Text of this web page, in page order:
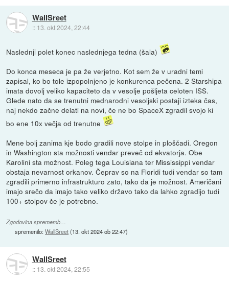
WallSreet
:: 13. okt 2024, 22:44
Naslednji polet konec naslednjega tedna (šala)
Do konca meseca je pa že verjetno. Kot sem že v uradni temi
zapisal, ko bo tole izpopolnjeno je konkurenca pečena. 2 Starshipa
imata dovolj veliko kapaciteto da v vesolje pošljeta celoten ISS.
Glede nato da se trenutni mednarodni vesoljski postaji izteka čas,
naj nekdo začne delati na novi, če ne bo SpaceX zgradil svojo ki
bo ene 10x večja od trenutne
Mene bolj zanima kje bodo gradili nove stolpe in ploščadi. Oregon
in Washington sta možnosti vendar preveč od ekvatorja. Obe
Karolini sta možnost. Poleg tega Louisiana ter Mississippi vendar
obstaja nevarnost orkanov. Čeprav so na Floridi tudi vendar so tam
zgradili primerno infrastrukturo zato, tako da je možnost. Američani
imajo srečo da imajo tako veliko državo tako da lahko zgradijo tudi
100+ stolpov če je potrebno.
Zgodovina sprememb…
spremenilo:WallSreet(13. okt 2024 ob 22:47)
WallSreet
:: 13. okt 2024, 22:55